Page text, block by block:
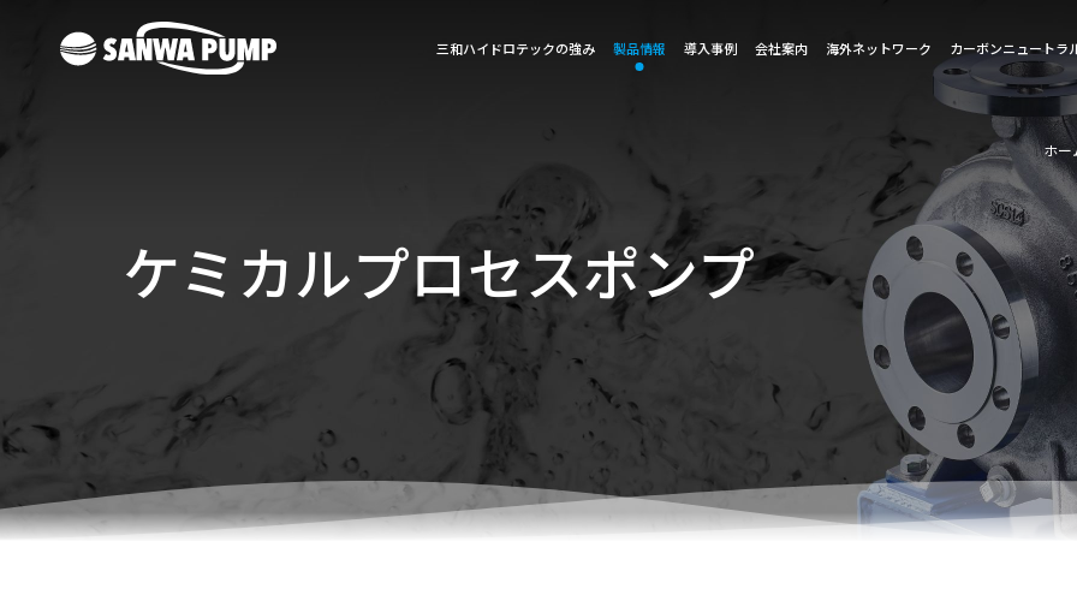
三和ハイドロテックの強み 製品情報 導入事例 会社案内 海外ネットワーク カーボンニュートラ
ホー
ケミカルプロセスポンプ